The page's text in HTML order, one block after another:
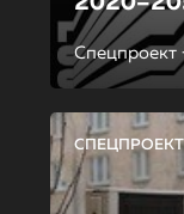
Спецпроект
СПЕЦПРОЕКТ